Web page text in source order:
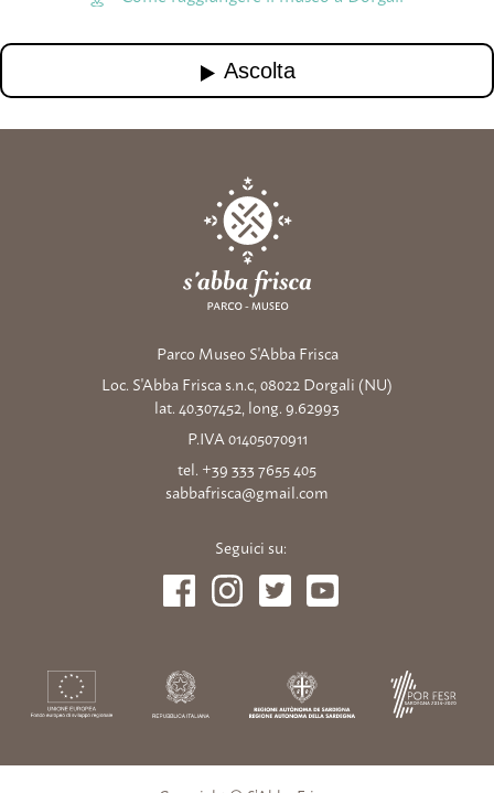
Parco Museo S'Abba Frisca
Loc. S'Abba Frisca s.n.c, 08022 Dorgali (NU)
lat. 40.307452, long. 9.62993
P.IVA 01405070911
tel. +39 333 7655 405
sabbafrisca@gmail.com
Seguici su: